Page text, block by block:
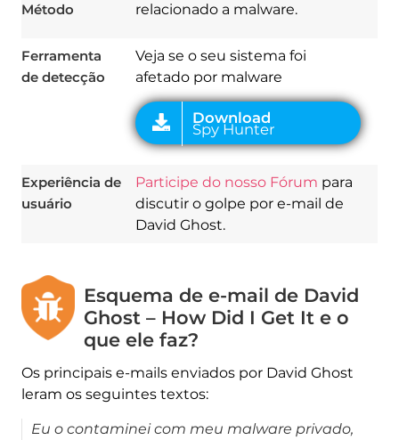
Método
relacionado a malware.
Ferramenta
de detecção
Veja se o seu sistema foi
afetado por malware
Experiência de
usuário
Participe do nosso Fórum para
discutir o golpe por e-mail de
David Ghost.
Esquema de e-mail de David
Ghost – How Did I Get It e o
que ele faz?
Os principais e-mails enviados por David Ghost
leram os seguintes textos:
Eu o contaminei com meu malware privado,